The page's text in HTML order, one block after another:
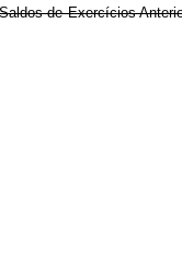
de Exercícios